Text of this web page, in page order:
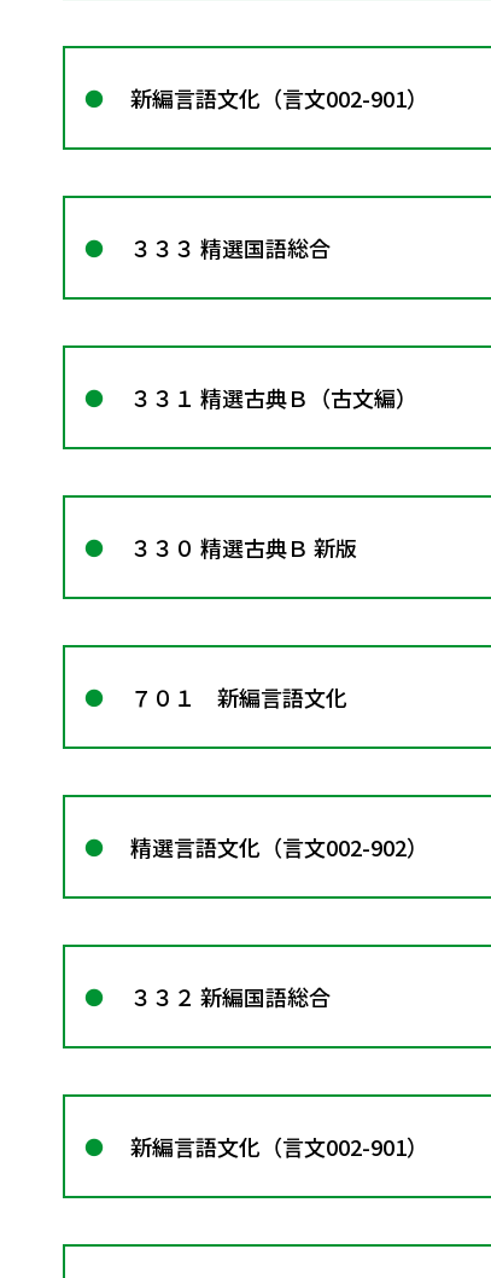
新編言語文化（言文002-901）
３３３ 精選国語総合
３３１ 精選古典Ｂ（古文編）
３３０ 精選古典Ｂ 新版
７０１ 新編言語文化
精選言語文化（言文002-902）
３３２ 新編国語総合
新編言語文化（言文002-901）